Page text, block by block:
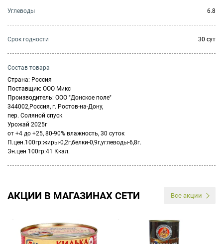
Углеводы 6.8
Cрок годности 30 сут
Состав товара
Страна: Россия
Поставщик: ООО Микс
Производитель: ООО "Донское поле"
344002,Россия, г. Ростов-на-Дону,
пер. Соляной спуск
Урожай 2025г
от +4 до +25, 80-90% влажность, 30 суток
П.цен.100гр:жиры-0,2г,белки-0,9г,углеводы-6,8г.
Эн.цен 100гр:41 Ккал.
АКЦИИ В МАГАЗИНАХ СЕТИ Все акции